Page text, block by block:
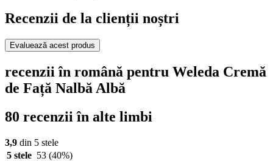
Recenzii de la clienții noștri
Evaluează acest produs
recenzii în română pentru Weleda Cremă
de Față Nalbă Albă
80 recenzii în alte limbi
3,9 din 5 stele
5 stele 53 (40%)